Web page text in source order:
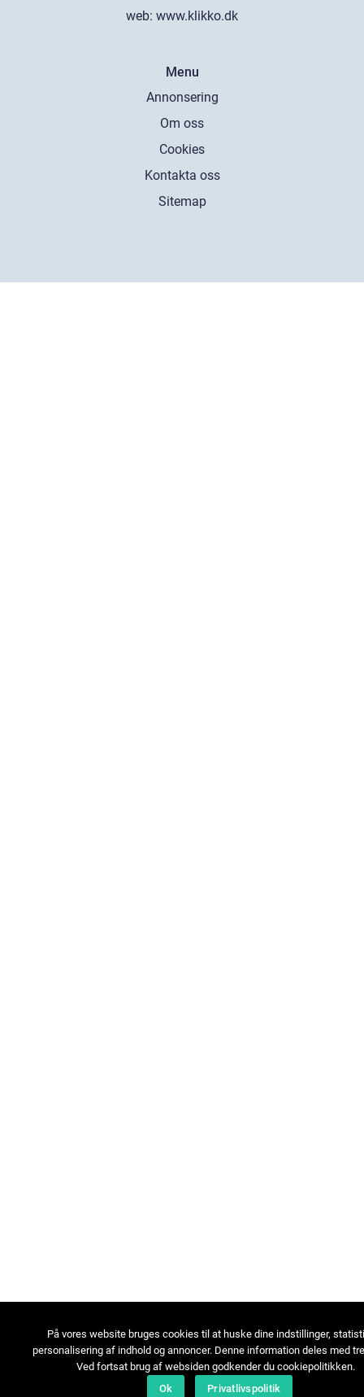
web: www.klikko.dk
Menu
Annonsering
Om oss
Cookies
Kontakta oss
Sitemap
På vores website bruges cookies til at huske dine indstillinger,
personalisering af indhold og annoncer. Denne information deles med
Ved fortsat brug af websiden godkender du cookiepolitikken.
Ok
Privatlivspolitik